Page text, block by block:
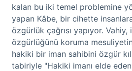
kalan bu iki temel problemine
yapan Kâbe, bir cihette
özgürlük çağrısı yapıyor.
özgürlüğünü koruma
hakiki bir iman sahibini özgür
tabiriyle "Hakiki imanı elde